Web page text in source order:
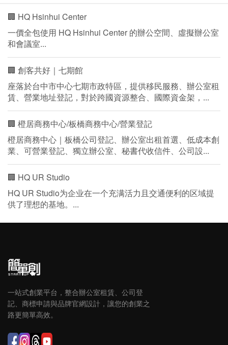
🏢 HQ Hsinhui Center
一價全包使用 HQ Hsinhui Center 的辦公空間、虛擬辦公室
和會議室...
🏢 創客共好｜七期館
座落於台中市中心七期市政特區，提供移民服務、辦公室租
賃、營業地址登記，對於跨國資源整合、國際資金架，...
🏢 橙居商務中心/板橋商務中心/營業登記
橙居商務中心｜板橋公司登記、辦公室出租首選、低成本創
業、可營業登記、獨立辦公室、秘書代收信件、公司設...
🏢 HQ UR Studio
HQ UR Studio为企业在一个充满活力且交通便利的区域提
供了理想的基地。...
一站式創業平台，整合辦公室租賃、公司登
記、商標申請與品牌官網設計，讓您的創業之
路更簡單高效。